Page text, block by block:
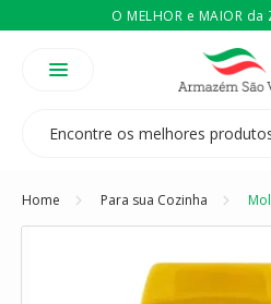
O MELHOR e MAIOR
Temos 3 lojas físicas na Zona
É revendedor? Então
Home Para sua Cozinha